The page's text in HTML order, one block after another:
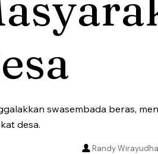
swasembada beras,
desa.
Randy Wirayudha